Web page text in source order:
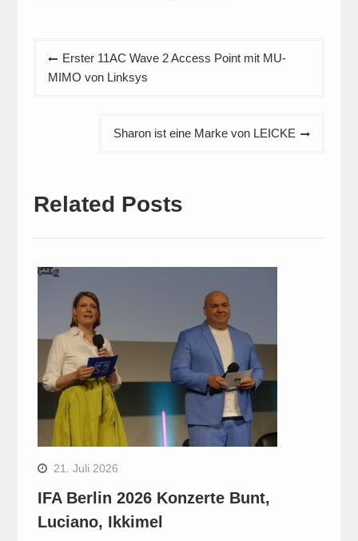
Beitragsnavigation
Erster 11AC Wave 2 Access Point mit MU-
MIMO von Linksys
Sharon ist eine Marke von LEICKE
Related Posts
21. Juli 2026
IFA Berlin 2026 Konzerte Bunt,
Luciano, Ikkimel